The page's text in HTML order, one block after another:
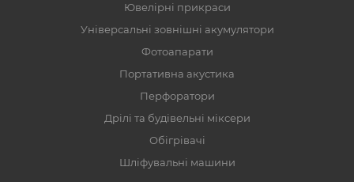
Ювелірні прикраси
Універсальні зовнішні акумулятори
Фотоапарати
Портативна акустика
Перфоратори
Дрілі та будівельні міксери
Обігрівачі
Шліфувальні машини